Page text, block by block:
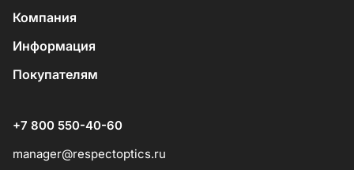
Компания
Информация
Покупателям
+7 800 550-40-60
manager@respectoptics.ru